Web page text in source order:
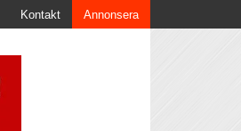
Kontakt Annonsera